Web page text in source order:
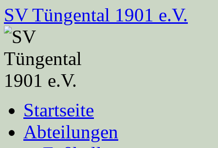
Zum
Inhalt
springen
SV Tüngental 1901 e.V.
Startseite
Abteilungen